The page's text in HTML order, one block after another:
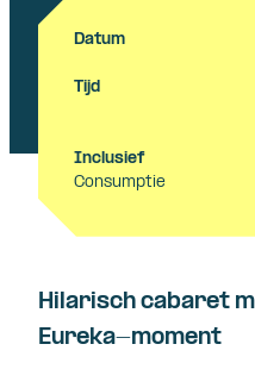
Datum
Tijd
Inclusief
Consumptie
Hilarisch cabaret
Eureka-moment